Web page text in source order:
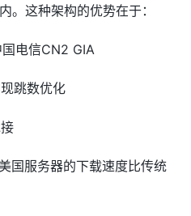
。这种架构的优势在于：
电信CN2 GIA
跳数优化
国服务器的下载速度比传统